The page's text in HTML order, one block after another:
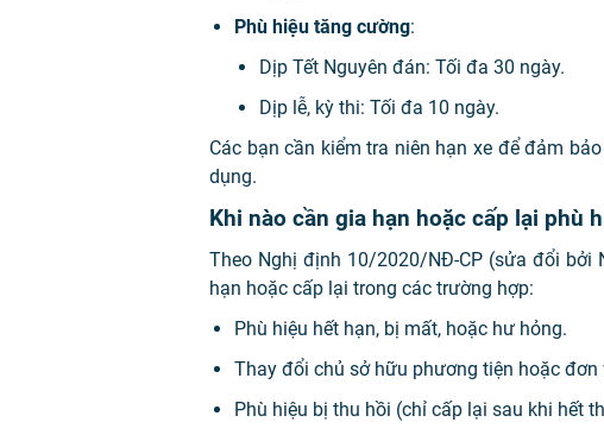
Phù hiệu tăng cường:
Dịp Tết Nguyên đán: Tối đa 30 ngày.
Dịp lễ, kỳ thi: Tối đa 10 ngày.
Các bạn cần kiểm tra niên hạn xe để đảm
dụng.
Khi nào cần gia hạn hoặc cấp lại phù
Theo Nghị định 10/2020/NĐ-CP (sửa đổi bởi
hạn hoặc cấp lại trong các trường hợp:
Phù hiệu hết hạn, bị mất, hoặc hư hỏng.
Thay đổi chủ sở hữu phương tiện hoặc đơn
Phù hiệu bị thu hồi (chỉ cấp lại sau khi hết